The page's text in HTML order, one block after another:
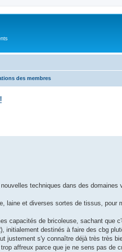
des membres
techniques dans des
laine et diverses sortes de tissus, pour
capacités de bricoleuse, sachant que
initialement destinés à faire des cbg
justement s'y connaître déjà très très
affreux parce que je ne sens pas de